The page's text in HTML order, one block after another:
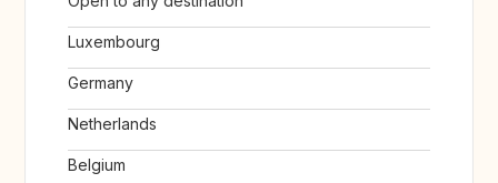
Luxembourg
Germany
Netherlands
Belgium